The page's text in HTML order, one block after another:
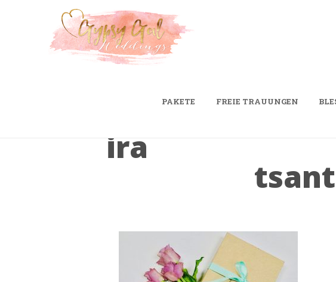
PAKETE FREIE TRAUUNGEN
ira